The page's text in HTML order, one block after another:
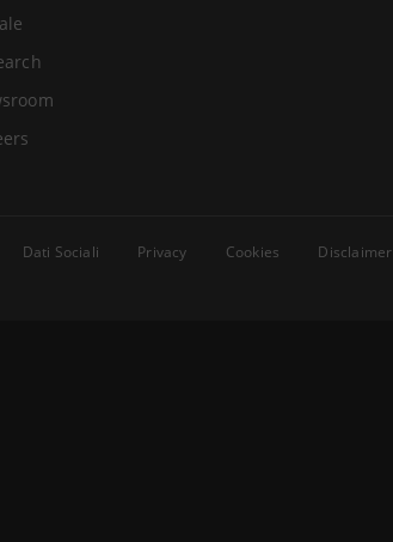
Dati Sociali Privacy Cookies Disclaimer